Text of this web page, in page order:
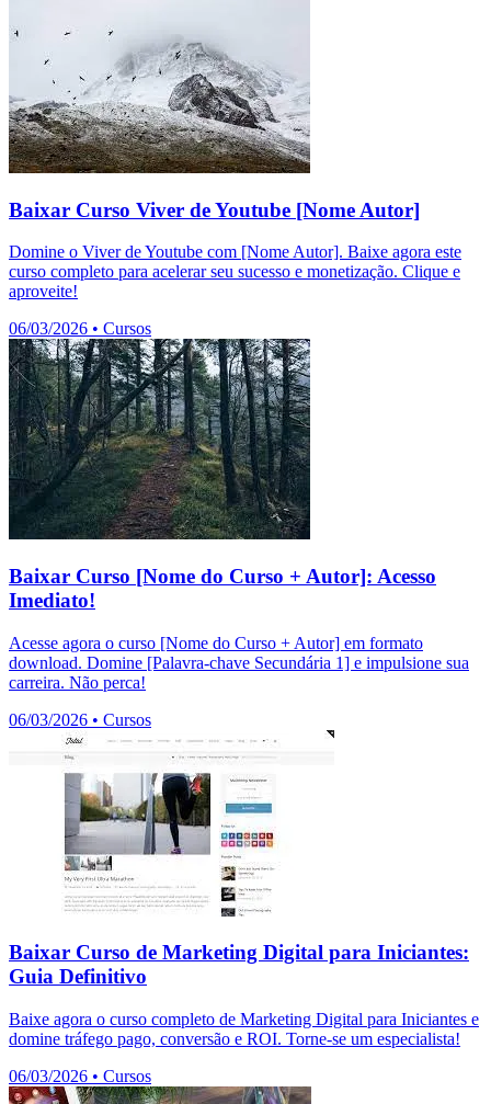
Baixar Curso Viver de Youtube [Nome Autor]
Domine o Viver de Youtube com [Nome Autor]. Baixe agora este
curso completo para acelerar seu sucesso e monetização. Clique e
aproveite!
06/03/2026 • Cursos
Baixar Curso [Nome do Curso + Autor]: Acesso
Imediato!
Acesse agora o curso [Nome do Curso + Autor] em formato
download. Domine [Palavra-chave Secundária 1] e impulsione sua
carreira. Não perca!
06/03/2026 • Cursos
Baixar Curso de Marketing Digital para Iniciantes:
Guia Definitivo
Baixe agora o curso completo de Marketing Digital para Iniciantes e
domine tráfego pago, conversão e ROI. Torne-se um especialista!
06/03/2026 • Cursos